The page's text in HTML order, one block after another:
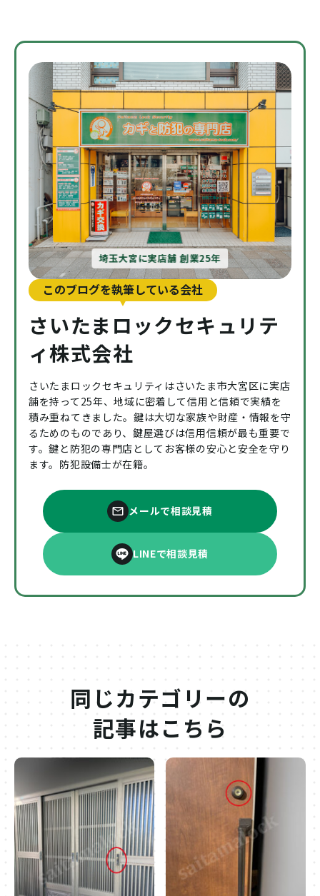
埼玉大宮に実店舗 創業25年
このブログを執筆している会社
さいたまロックセキュリテ
ィ株式会社
さいたまロックセキュリティはさいたま市大宮区に実店
舗を持って25年、地域に密着して信用と信頼で実績を
積み重ねてきました。鍵は大切な家族や財産・情報を守
るためのものであり、鍵屋選びは信用信頼が最も重要で
す。鍵と防犯の専門店としてお客様の安心と安全を守り
ます。防犯設備士が在籍。
メールで相談見積
LINEで相談見積
同じカテゴリーの
記事はこちら